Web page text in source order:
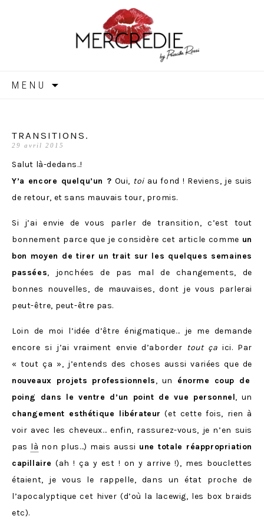
MERCREDIE
MENU
TRANSITIONS.
29 avril 2015
Salut là-dedans..!
Y’a encore quelqu’un ? Oui, toiau fond ! Reviens, je suis
de retour, et sans mauvais tour, promis.
Si j’ai envie de vous parler de transition, c’est tout
bonnement parce que je considère cet article comme un
bon moyen de tirer un trait sur les quelques semaines
passées, jonchées de pas mal de changements, de
bonnes nouvelles, de mauvaises, dont je vous parlerai
peut-être, peut-être pas.
Loin de moi l’idée d’être énigmatique… je me demande
encore si j’ai vraiment envie d’aborder tout çaici. Par
« tout ça », j’entends des choses aussi variées que de
nouveaux projets professionnels, un
énorme coup de
poing dans le ventre d’un point de vue personnel, un
changement esthétique libérateur (et cette fois, rien à
voir avec les cheveux… enfin, rassurez-vous, je n’en suis
pas là non plus…) mais aussi une totale réappropriation
capillaire (ah ! ça y est ! on y arrive !), mes bouclettes
étaient, je vous le rappelle, dans un état proche de
l’apocalyptique cet hiver (d’où la lacewig, les box braids
etc).